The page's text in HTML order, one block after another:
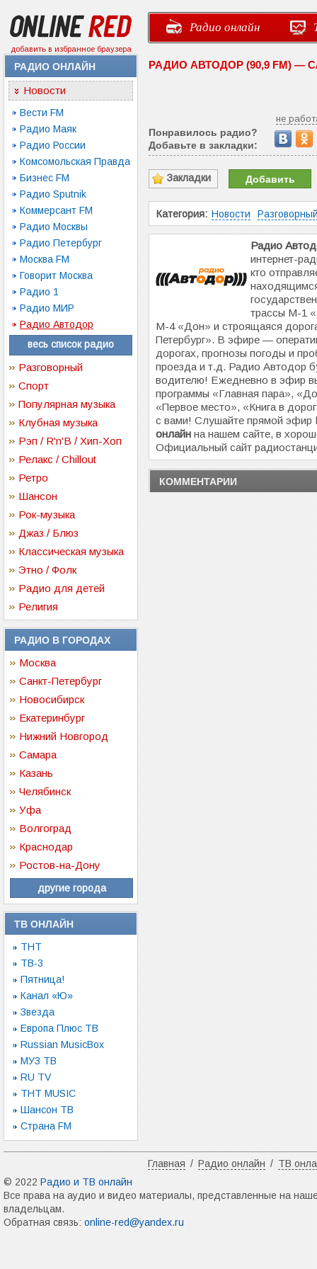
добавить в избранное браузера
Радио онлайн
РАДИО ОНЛАЙН
Новости
Вести FM
Радио Маяк
Радио России
Комсомольская Правда
Бизнес FM
Радио Sputnik
Коммерсант FM
Радио Москвы
Радио Петербург
Москва FM
Говорит Москва
Радио 1
Радио МИР
Радио Автодор
весь список радио
Разговорный
Спорт
Популярная музыка
Клубная музыка
Рэп / R'n'B / Хип-Хоп
Релакс / Chillout
Ретро
Шансон
Рок-музыка
Джаз / Блюз
Классическая музыка
Этно / Фолк
Радио для детей
Религия
РАДИО В ГОРОДАХ
Москва
Санкт-Петербург
Новосибирск
Екатеринбург
Нижний Новгород
Самара
Казань
Челябинск
Уфа
Волгоград
Краснодар
Ростов-на-Дону
другие города
ТВ ОНЛАЙН
ТНТ
ТВ-3
Пятница!
Канал «Ю»
Звезда
Европа Плюс ТВ
Russian MusicBox
МУЗ ТВ
RU TV
ТНТ MUSIC
Шансон ТВ
Страна FM
РАДИО АВТОДОР (90,9 FM) —
не
Понравилось радио?
Добавьте в закладки:
Закладки Добавить
Категория: Новости
Радио
интернет-
кто
трассы М-1
М-4 «Дон» и строящаяся
Петербург». В эфире —
дорогах, прогнозы погоды и
проезда и т.д. Радио Автодор
водителю! Ежедневно в эфир
программы «Главная пара»,
«Первое место», «Книга в
с вами! Слушайте прямой эфир
онлайн на нашем сайте, в
Официальный сайт
КОММЕНТАРИИ
Главная / Радио онлайн / ТВ
© 2022 Радио и ТВ онлайн
Все права на аудио и видео материалы, представленные на
владельцам.
Обратная связь: online-red@yandex.ru